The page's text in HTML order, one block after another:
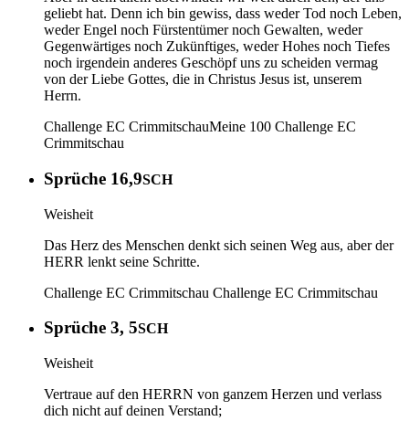
geliebt hat. Denn ich bin gewiss, dass weder Tod noch Leben,
weder Engel noch Fürstentümer noch Gewalten, weder
Gegenwärtiges noch Zukünftiges, weder Hohes noch Tiefes
noch irgendein anderes Geschöpf uns zu scheiden vermag
von der Liebe Gottes, die in Christus Jesus ist, unserem
Herrn.
Challenge EC CrimmitschauMeine 100 Challenge EC
Crimmitschau
Sprüche 16,9SCH
Weisheit
Das Herz des Menschen denkt sich seinen Weg aus, aber der
HERR lenkt seine Schritte.
Challenge EC Crimmitschau Challenge EC Crimmitschau
Sprüche 3, 5SCH
Weisheit
Vertraue auf den HERRN von ganzem Herzen und verlass
dich nicht auf deinen Verstand;